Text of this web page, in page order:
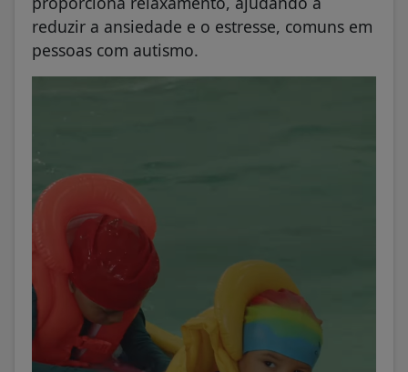
reduzir a ansiedade e o estresse, comuns em
pessoas com autismo.